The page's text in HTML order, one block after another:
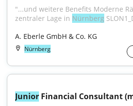
"...und weitere Benefits Moderne
zentraler Lage in Nürnberg
A. Eberle GmbH & Co. KG
Nürnberg
Junior Financial Consultant